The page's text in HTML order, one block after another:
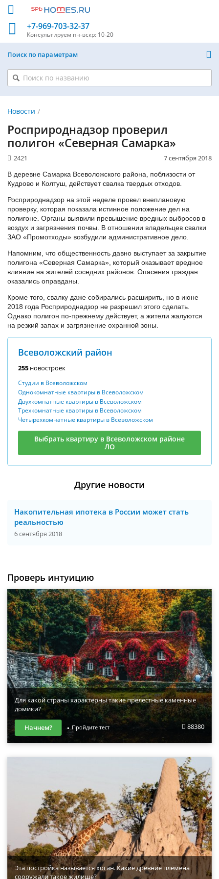
+7-969-703-32-37
Консультируем пн-вскр: 10-20
Поиск по параметрам
Новости
Росприроднадзор проверил
полигон «Северная Самарка»
7 сентября 2018
2421
В деревне Самарка Всеволожского района, поблизости от
Кудрово и Колтуш, действует свалка твердых отходов.
Росприроднадзор на этой неделе провел внеплановую
проверку, которая показала истинное положение дел на
полигоне. Органы выявили превышение вредных выбросов в
воздух и загрязнения почвы. В отношении владельцев свалки
ЗАО «Промотходы» возбудили административное дело.
Напомним, что общественность давно выступает за закрытие
полигона «Северная Самарка», который оказывает вредное
влияние на жителей соседних районов. Опасения граждан
оказались оправданы.
Кроме того, свалку даже собирались расширить, но в июне
2018 года Росприроднадзор не разрешил этого сделать.
Однако полигон по-прежнему действует, а жители жалуются
на резкий запах и загрязнение охранной зоны.
Всеволожский район
255 новостроек
Студии в Всеволожском
Однокомнатные квартиры в Всеволожском
Двухкомнатные квартиры в Всеволожском
Трехкомнатные квартиры в Всеволожском
Четырехкомнатные квартиры в Всеволожском
Выбрать квартиру в Всеволожском районе
ЛО
Другие новости
Накопительная ипотека в России может стать
реальностью
6 сентября 2018
Проверь интуицию
Для какой страны характерны такие прелестные каменные
домики?
88380
Начнем? Пройдите тест
Эта постройка называется хоган. Какие древние племена
сооружали такое жилище?